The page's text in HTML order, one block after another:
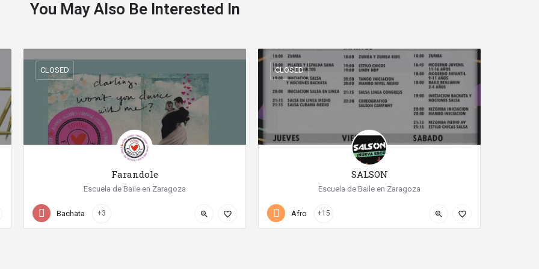
You May Also Be Interested In
Farandole
Escuela de Baile en Zaragoza
CLOSED
Bachata +3 zoom_in favorite_border
SALSON
Escuela de Baile en Zaragoza
CLOSED
Afro +15 zoom_in favorite_border